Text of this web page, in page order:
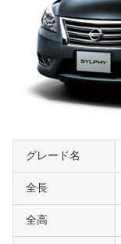
グレード名
全長
全高